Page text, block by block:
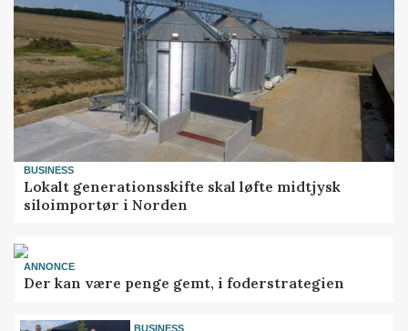
BUSINESS
Lokalt generationsskifte skal løfte midtjysk
siloimportør i Norden
ANNONCE
Der kan være penge gemt, i foderstrategien
BUSINESS